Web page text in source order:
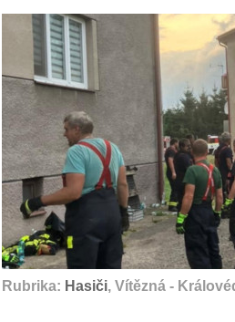
Rubrika: Hasiči, Vítězná -